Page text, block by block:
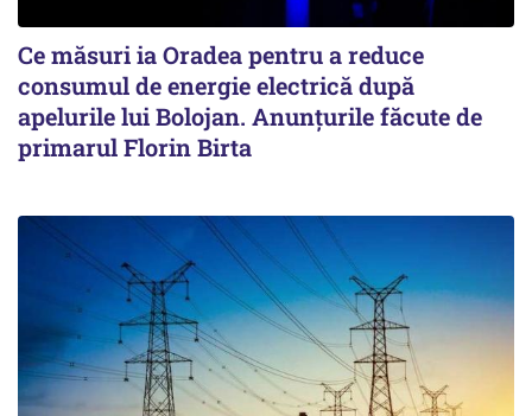
Ce măsuri ia Oradea pentru a reduce
consumul de energie electrică după
apelurile lui Bolojan. Anunțurile făcute de
primarul Florin Birta